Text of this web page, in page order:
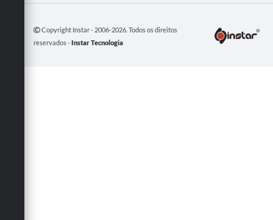
Copyright Instar - 2006-2026. Todos os direitos
reservados -Instar Tecnologia